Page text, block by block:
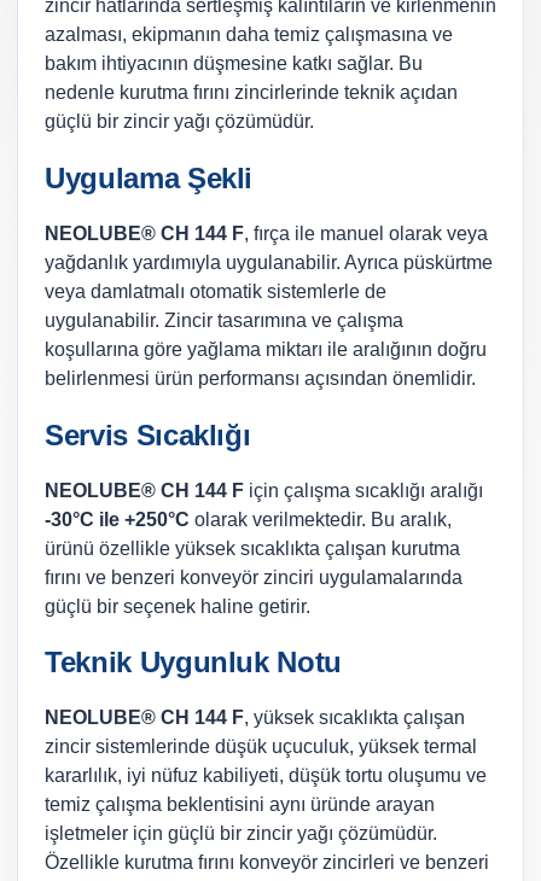
zincir hatlarında sertleşmiş kalıntıların ve kirlenmenin
azalması, ekipmanın daha temiz çalışmasına ve
bakım ihtiyacının düşmesine katkı sağlar. Bu
nedenle kurutma fırını zincirlerinde teknik açıdan
güçlü bir zincir yağı çözümüdür.
Uygulama Şekli
NEOLUBE® CH 144 F, fırça ile manuel olarak veya
yağdanlık yardımıyla uygulanabilir. Ayrıca püskürtme
veya damlatmalı otomatik sistemlerle de
uygulanabilir. Zincir tasarımına ve çalışma
koşullarına göre yağlama miktarı ile aralığının doğru
belirlenmesi ürün performansı açısından önemlidir.
Servis Sıcaklığı
NEOLUBE® CH 144 F için çalışma sıcaklığı aralığı
-30°C ile +250°C olarak verilmektedir. Bu aralık,
ürünü özellikle yüksek sıcaklıkta çalışan kurutma
fırını ve benzeri konveyör zinciri uygulamalarında
güçlü bir seçenek haline getirir.
Teknik Uygunluk Notu
NEOLUBE® CH 144 F, yüksek sıcaklıkta çalışan
zincir sistemlerinde düşük uçuculuk, yüksek termal
kararlılık, iyi nüfuz kabiliyeti, düşük tortu oluşumu ve
temiz çalışma beklentisini aynı üründe arayan
işletmeler için güçlü bir zincir yağı çözümüdür.
Özellikle kurutma fırını konveyör zincirleri ve benzeri